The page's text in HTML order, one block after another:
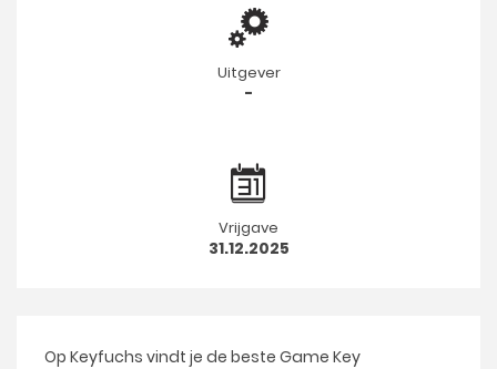
Uitgever
-
Vrijgave
31.12.2025
Op Keyfuchs vindt je de beste Game Key